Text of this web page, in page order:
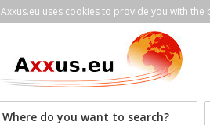
Axxus.eu uses cookies to provide you with
Where do you want to search?